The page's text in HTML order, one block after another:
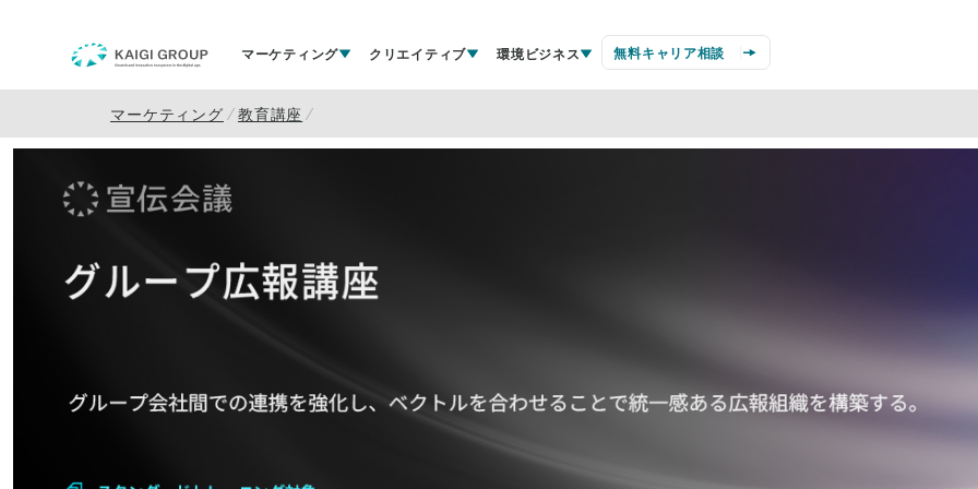
マーケティング クリエイティブ 環境ビジネス 無料キャリア相談
マーケティング 教育講座